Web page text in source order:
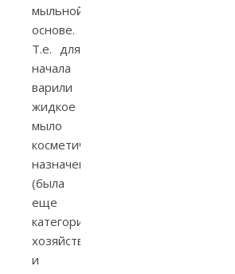
мыльной
основе.
Т.е. для
начала
варили
жидкое
мыло
косметического
назначения
(была
еще
категория
хозяйственного
и